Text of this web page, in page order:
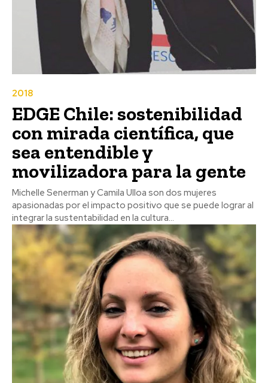
2018
EDGE Chile: sostenibilidad
con mirada científica, que
sea entendible y
movilizadora para la gente
Michelle Senerman y Camila Ulloa son dos mujeres
apasionadas por el impacto positivo que se puede lograr al
integrar la sustentabilidad en la cultura...